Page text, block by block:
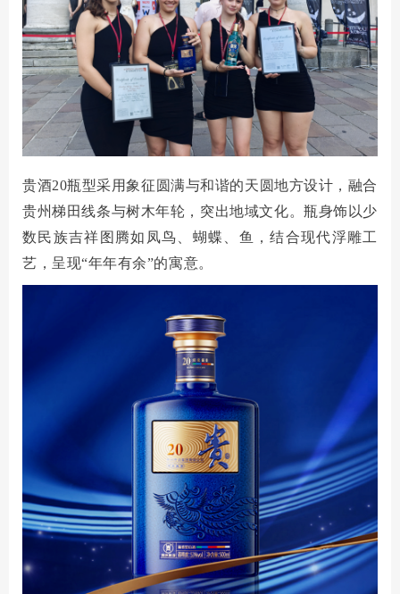
贵酒20瓶型采用象征圆满与和谐的天圆地方设计，融合
贵州梯田线条与树木年轮，突出地域文化。瓶身饰以少
数民族吉祥图腾如凤鸟、蝴蝶、鱼，结合现代浮雕工
艺，呈现“年年有余”的寓意。